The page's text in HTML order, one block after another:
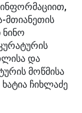
ინფორმაციით,
მთიანეთის
და
მოწმისა
ჩიხლაძე